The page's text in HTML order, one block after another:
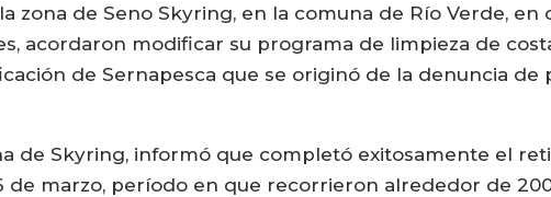
zona de Seno Skyring, en la comuna de Río Verde, en
acordaron modificar su programa de limpieza de
de Sernapesca que se originó de la denuncia de
de Skyring, informó que completó exitosamente el
de marzo, período en que recorrieron alrededor de